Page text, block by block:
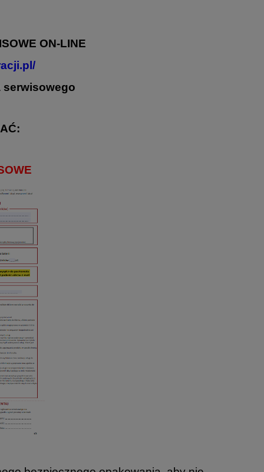
ON-LINE
serwisowego